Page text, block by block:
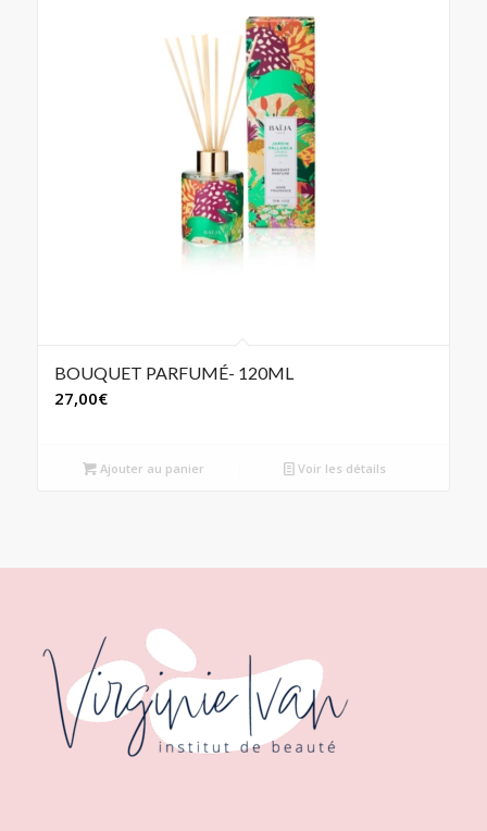
BOUQUET PARFUMÉ- 120ML
27,00€
Ajouter au panier Voir les détails